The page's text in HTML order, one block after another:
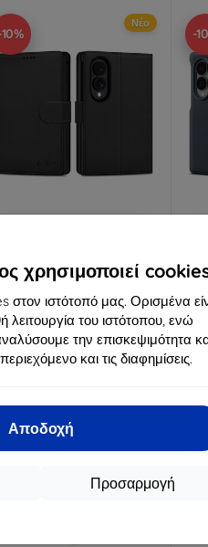
χρησιμοποιεί
στον ιστότοπό μας. Ορισμένα
λειτουργία του ιστότοπου, ενώ
την επισκεψιμότητα
και τις διαφημίσεις.
Αποδοχή
Προσαρμογή
Νέο
GALAXY Z FOLD 8
μαύρη (5906302324545)
14,90 €
13,42 €
-
-